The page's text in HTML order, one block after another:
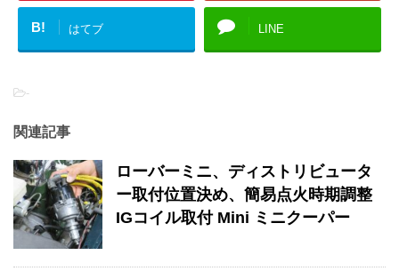
B! はてブ LINE
-
関連記事
ローバーミニ、ディストリビュータ
ー取付位置決め、簡易点火時期調整
IGコイル取付 Mini ミニクーパー